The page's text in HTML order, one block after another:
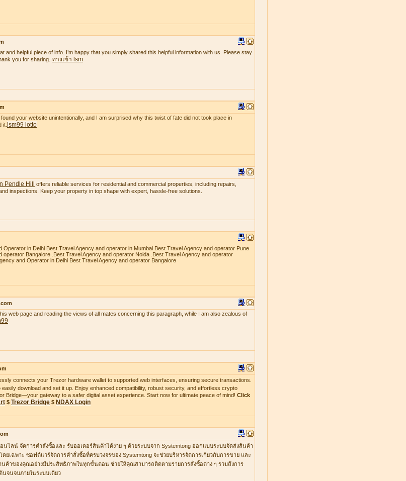
and helpful piece of info. I’m happy that you simply shared this helpful information with us. Please stay
you for sharing. ทางเข้า lsm
your website unintentionally, and I am surprised why this twist of fate did not took place in
it. lsm99 lotto
Pendle Hill
offers reliable services for residential and commercial properties, including repairs,
inspections. Keep your property in top shape with expert, hassle-free solutions.
Operator in Delhi Best Travel Agency and operator in Mumbai Best Travel Agency and operator Pune
operator Bangalore .Best Travel Agency and operator Noida .Best Travel Agency and operator
and Operator in Delhi Best Travel Agency and operator Bangalore
web page and reading the views of all mates concerning this paragraph, while I am also zealous of
connects your Trezor hardware wallet to supported web interfaces, ensuring secure transactions.
easily download and set it up. Enjoy enhanced compatibility, robust security, and effortless crypto
Bridge—your gateway to a safer digital asset experience. Start now for ultimate peace of mind! Click
$ Trezor Bridge $ NDAX Login
นไลน์ จัดการคำสั่งซื้อและ รับออเดอร์สินค้าได้ง่าย ๆ ด้วยระบบจาก Systemtong ออกแบบระบบจัดส่งสินค้า
ยเฉพาะ ซอฟต์แวร์จัดการคำสั่งซื้อที่ครบวงจรของ Systemtong จะช่วยบริหารจัดการเกี่ยวกับการขาย และ
นค้าของคุณอย่างมีประสิทธิภาพในทุกขั้นตอน ช่วยให้คุณสามารถติดตามรายการสั่งซื้อต่าง ๆ รวมถึงการ
นจนจบภายในระบบเดียว